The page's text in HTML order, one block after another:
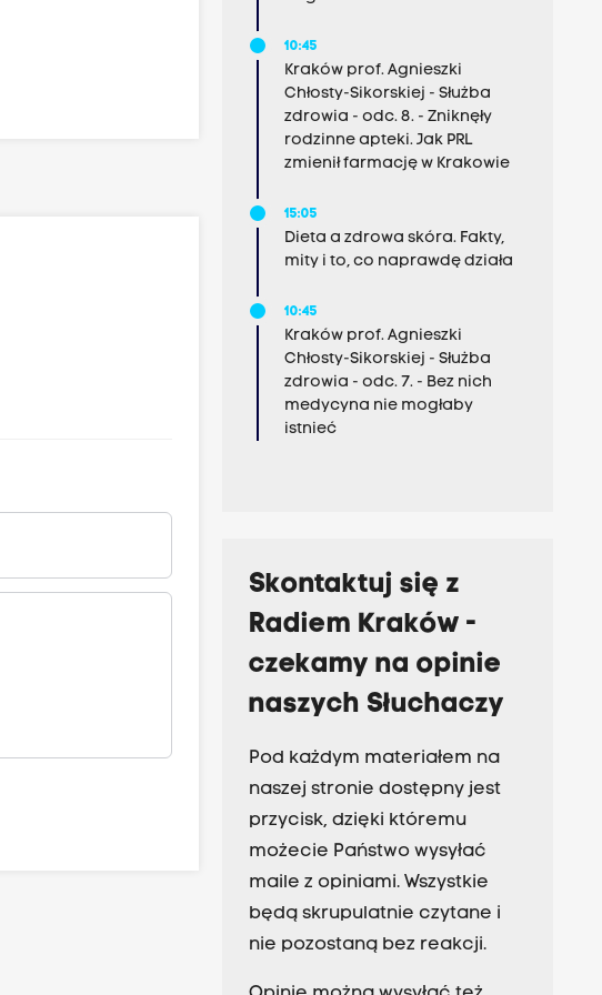
10:45
Kraków prof. Agnieszki
Chłosty-Sikorskiej - Służba
zdrowia - odc. 8. - Zniknęły
rodzinne apteki. Jak PRL
zmienił farmację w Krakowie
15:05
Dieta a zdrowa skóra. Fakty,
mity i to, co naprawdę działa
10:45
Kraków prof. Agnieszki
Chłosty-Sikorskiej - Służba
zdrowia - odc. 7. - Bez nich
medycyna nie mogłaby
istnieć
Skontaktuj się z
Radiem Kraków -
czekamy na opinie
naszych Słuchaczy
Pod każdym materiałem na
naszej stronie dostępny jest
przycisk, dzięki któremu
możecie Państwo wysyłać
maile z opiniami. Wszystkie
będą skrupulatnie czytane i
nie pozostaną bez reakcji.